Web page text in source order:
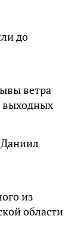
до
ветра
выходных
из
области